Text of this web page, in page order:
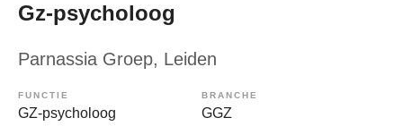
Gz-psycholoog
Parnassia Groep, Leiden
FUNCTIE
GZ-psycholoog
BRANCHE
GGZ